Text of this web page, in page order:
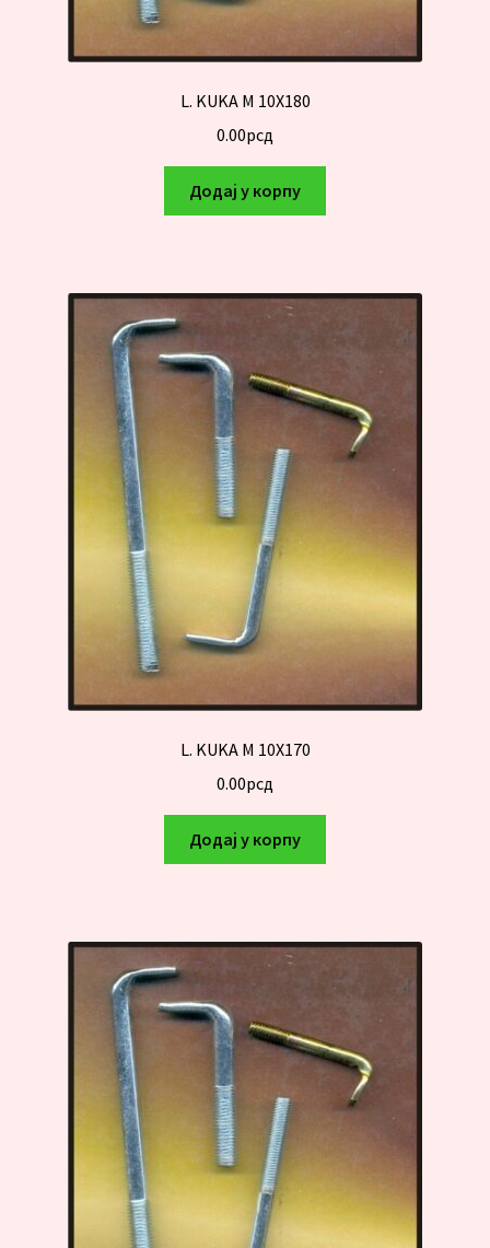
L. KUKA M 10X180
0.00рсд
Додај у корпу
L. KUKA M 10X170
0.00рсд
Додај у корпу